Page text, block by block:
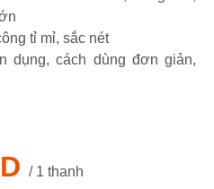
tỉ mỉ, sắc nét
/ 1 thanh